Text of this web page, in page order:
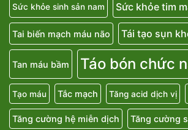
Sức khỏe sinh sản nam Sức khỏe tim
Tai biến mạch máu não Tái tạo sụn
Tan máu bầm Táo bón chức
Tạo máu Tắc mạch Tăng acid dịch vị
Tăng cường hệ miễn dịch Tăng cường